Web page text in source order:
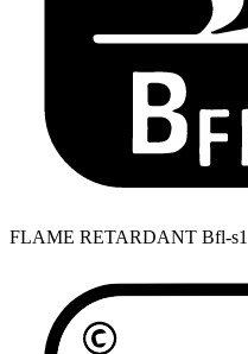
FLAME RETARDANT Bfl-s1